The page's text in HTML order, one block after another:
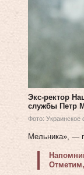
Экс-ректор
службы Петр
Фото: Украинское
Мельника», —